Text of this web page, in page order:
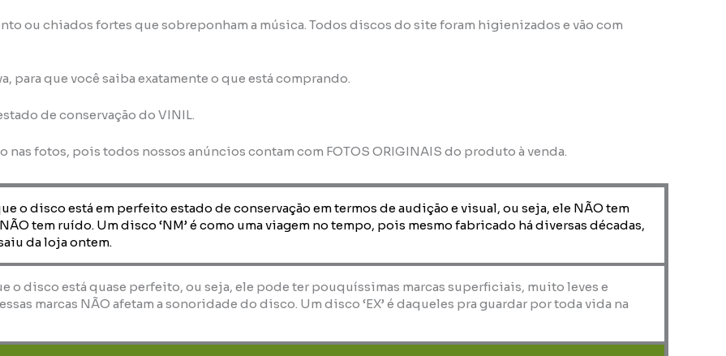
ou chiados fortes que sobreponham a música. Todos discos do site foram higienizados e vão com
para que você saiba exatamente o que está comprando.
de conservação do VINIL.
nas fotos, pois todos nossos anúncios contam com FOTOS ORIGINAIS do produto à venda.
o disco está em perfeito estado de conservação em termos de audição e visual, ou seja, ele NÃO tem
tem ruído. Um disco ‘NM’ é como uma viagem no tempo, pois mesmo fabricado há diversas décadas,
da loja ontem.
o disco está quase perfeito, ou seja, ele pode ter pouquíssimas marcas superficiais, muito leves e
marcas NÃO afetam a sonoridade do disco. Um disco ‘EX’ é daqueles pra guardar por toda vida na